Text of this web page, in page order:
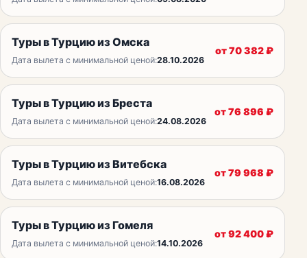
Туры в Турцию из Омска
Дата вылета с минимальной ценой:28.10.2026
от70 382₽
Туры в Турцию из Бреста
Дата вылета с минимальной ценой:24.08.2026
от76 896 ₽
Туры в Турцию из Витебска
Дата вылета с минимальной ценой:16.08.2026
от79 968 ₽
Туры в Турцию из Гомеля
Дата вылета с минимальной ценой:14.10.2026
от92 400₽